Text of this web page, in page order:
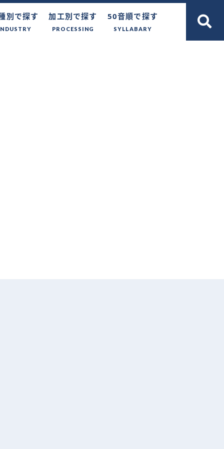
別で探す 加工別で探す
PROCESSING
50音順で探す
SYLLABARY